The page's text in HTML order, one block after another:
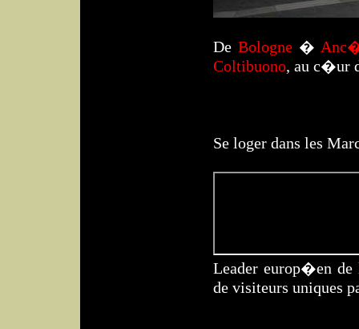
De Bologne�
Coltibuono, au c�ur
Se loger dans les
Leader europ�en
de visiteurs uniques